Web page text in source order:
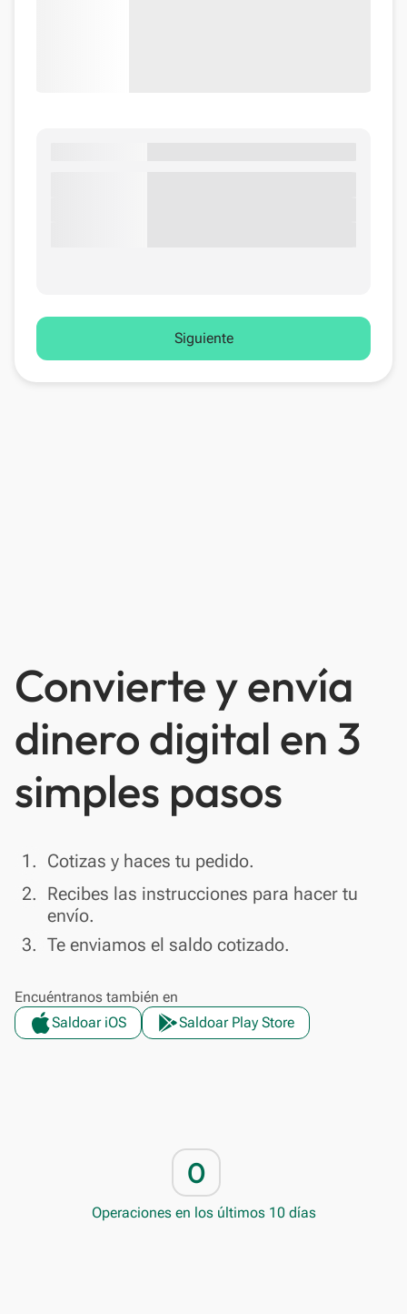
Convierte y envía
dinero digital en 3
simples pasos
done
1. Cotizas y haces tu pedido.
done
2. Recibes las instrucciones para hacer tu
envío.
done
3. Te enviamos el saldo cotizado.
Encuéntranos también en
Saldoar iOS
Saldoar Play Store
Siguiente
0
Operaciones en los últimos 10 días